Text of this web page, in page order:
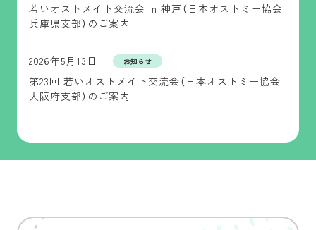
若いオストメイト交流会 in 神戸（日本オストミー協会
兵庫県支部）のご案内
2026年5月13日 お知らせ
第23回 若いオストメイト交流会（日本オストミー協会
大阪府支部）のご案内